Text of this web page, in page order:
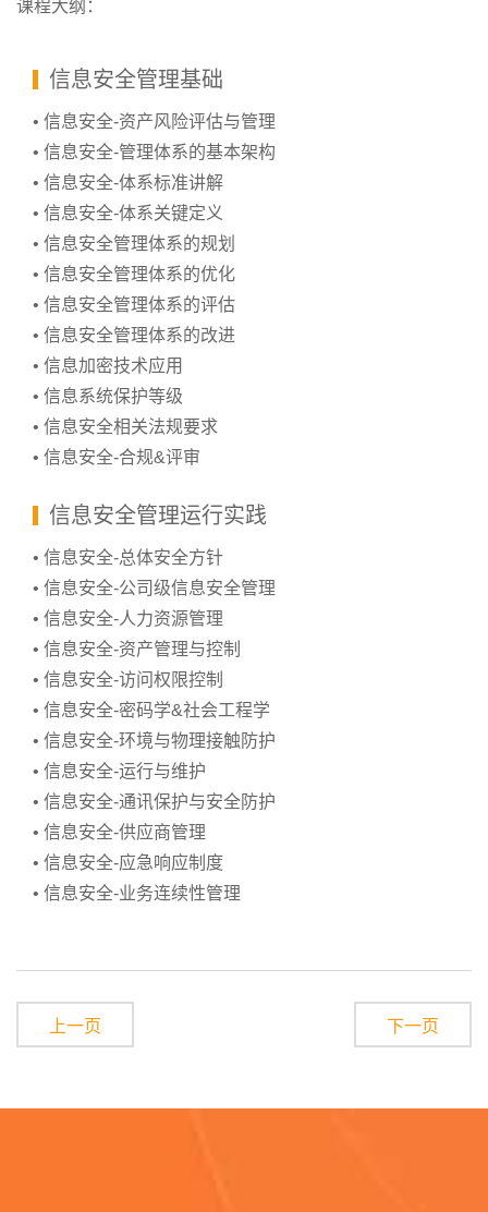
课程大纲：
信息安全管理基础
• 信息安全-资产风险评估与管理
• 信息安全-管理体系的基本架构
• 信息安全-体系标准讲解
• 信息安全-体系关键定义
• 信息安全管理体系的规划
• 信息安全管理体系的优化
• 信息安全管理体系的评估
• 信息安全管理体系的改进
• 信息加密技术应用
• 信息系统保护等级
• 信息安全相关法规要求
• 信息安全-合规&评审
信息安全管理运行实践
• 信息安全-总体安全方针
• 信息安全-公司级信息安全管理
• 信息安全-人力资源管理
• 信息安全-资产管理与控制
• 信息安全-访问权限控制
• 信息安全-密码学&社会工程学
• 信息安全-环境与物理接触防护
• 信息安全-运行与维护
• 信息安全-通讯保护与安全防护
• 信息安全-供应商管理
• 信息安全-应急响应制度
• 信息安全-业务连续性管理
上一页 下一页